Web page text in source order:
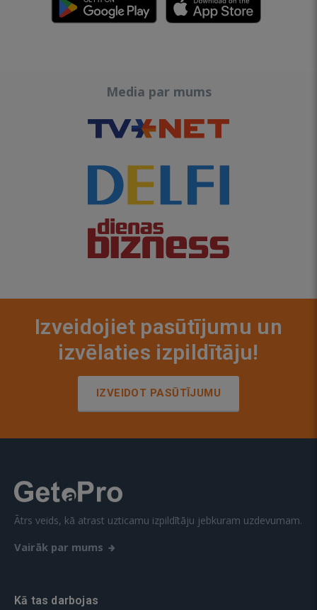
Media par mums
Izveidojiet pasūtījumu un
izvēlaties izpildītāju!
IZVEIDOT PASŪTĪJUMU
Ātrs veids, kā atrast uzticamu izpildītāju jebkuram uzdevumam.
Vairāk par mums
Kā tas darbojas